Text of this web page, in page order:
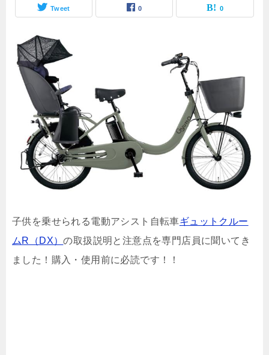
Tweet 0 0
子供を乗せられる電動アシスト自転車ギュットクルー
ムR（DX）の取扱説明と注意点を専門店員に聞いてき
ました！購入・使用前に必読です！！